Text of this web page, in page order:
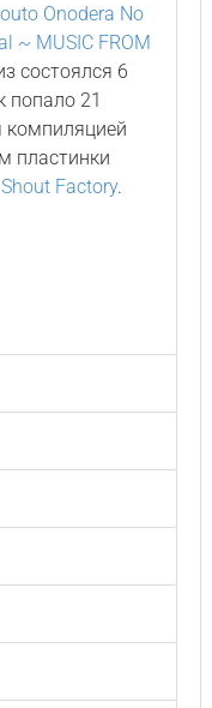
Onodera No
~ MUSIC FROM
состоялся 6
попало 21
компиляцией
пластинки
Factory.